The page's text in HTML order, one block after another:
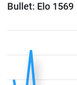
Bullet: Elo 1569